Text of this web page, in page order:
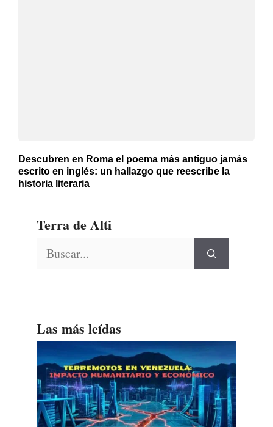
Descubren en Roma el poema más antiguo jamás
escrito en inglés: un hallazgo que reescribe la
historia literaria
Terra de Alti
Las más leídas